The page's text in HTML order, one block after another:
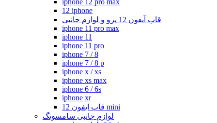
12 iphone
قاب آیفون 12 پرو و لوازم جانبی
iphone 11 pro max
iphone 11
iphone 11 pro
iphone 7 / 8
iphone 7 / 8 p
iphone x / xs
iphone xs max
iphone 6 / 6s
iphone xr
قاب ایفون 12 mini
لوازم جانبی سامسونگ